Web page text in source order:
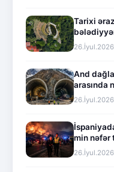
Tarixi
And
arasında
26.İyul.2026
min nəfər
26.İyul.2026